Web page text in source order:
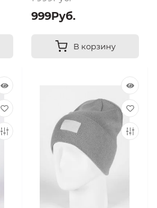
999Руб.
В корзину